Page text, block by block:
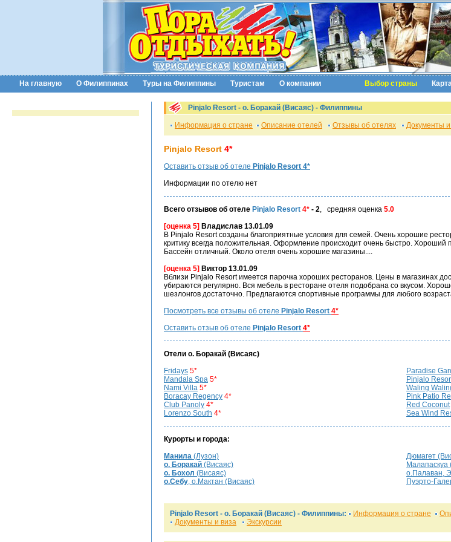
На главную О Филиппинах Туры на Филиппины Туристам О компании Выбор страны
Pinjalo Resort - о. Боракай (Висаяс) - Филиппины
Информация о стране Описание отелей Отзывы об отелях Документы и
Pinjalo Resort 4*
Оставить отзыв об отеле Pinjalo Resort 4*
Информации по отелю нет
Всего отзывов об отеле Pinjalo Resort 4* - 2, средняя оценка 5.0
[оценка 5] Владислав 13.01.09
В Pinjalo Resort созданы благоприятные условия для семей. Очень хорошие
критику всегда положительная. Оформление происходит очень быстро. Хороший
Басcейн отличный. Около отеля очень хорошие магазины....
[оценка 5] Виктор 13.01.09
Вблизи Pinjalo Resort имеется парочка хороших ресторанов. Цены в магазинах
убираются регулярно. Вся мебель в ресторане отеля подобрана со вкусом.
шезлонгов достаточно. Предлагаются спортивные программы для любого
Посмотреть все отзывы об отеле Pinjalo Resort 4*
Оставить отзыв об отеле Pinjalo Resort 4*
Отели о. Боракай (Висаяс)
Fridays 5*
Mandala Spa 5*
Nami Villa 5*
Boracay Regency 4*
Club Panoly 4*
Lorenzo South 4*
Paradise
Pinjalo
Waling
Pink Patio
Red Coconut
Sea Wind
Курорты и города:
Манила (Лузон)
о. Боракай (Висаяс)
о. Бохол (Висаяс)
о.Себу, о.Мактан (Висаяс)
Дюмагет
Малапаскуа
о.Палаван,
Пуэрто-
Pinjalo Resort - о. Боракай (Висаяс) - Филиппины: Информация о стране
Документы и виза
Экскурсии